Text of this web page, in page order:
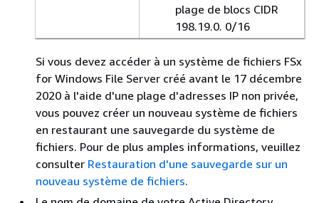
plage de blocs CIDR
198.19.0. 0/16
Si vous devez accéder à un système de fichiers FSx
for Windows File Server créé avant le 17 décembre
2020 à l'aide d'une plage d'adresses IP non privée,
vous pouvez créer un nouveau système de fichiers
en restaurant une sauvegarde du système de
fichiers. Pour de plus amples informations, veuillez
consulter Restauration d'une sauvegarde sur un
nouveau système de fichiers.